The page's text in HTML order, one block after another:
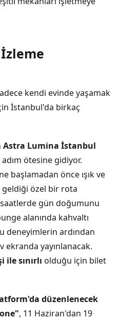
kendi evinde yaşamak
İstanbul'da birkaç
Lumina İstanbul
ötesine gidiyor.
başlamadan önce ışık ve
özel bir rota
gün doğumunu
alanında kahvaltı
deneyimlerin ardından
ekranda yayınlanacak.
sınırlı olduğu için bilet
düzenlenecek
, 11 Haziran'dan 19